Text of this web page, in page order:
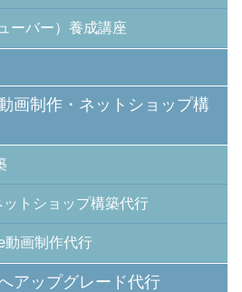
ーバー）養成講座
画制作・ネットショップ構
ットショップ構築代行
画制作代行
アップグレード代行